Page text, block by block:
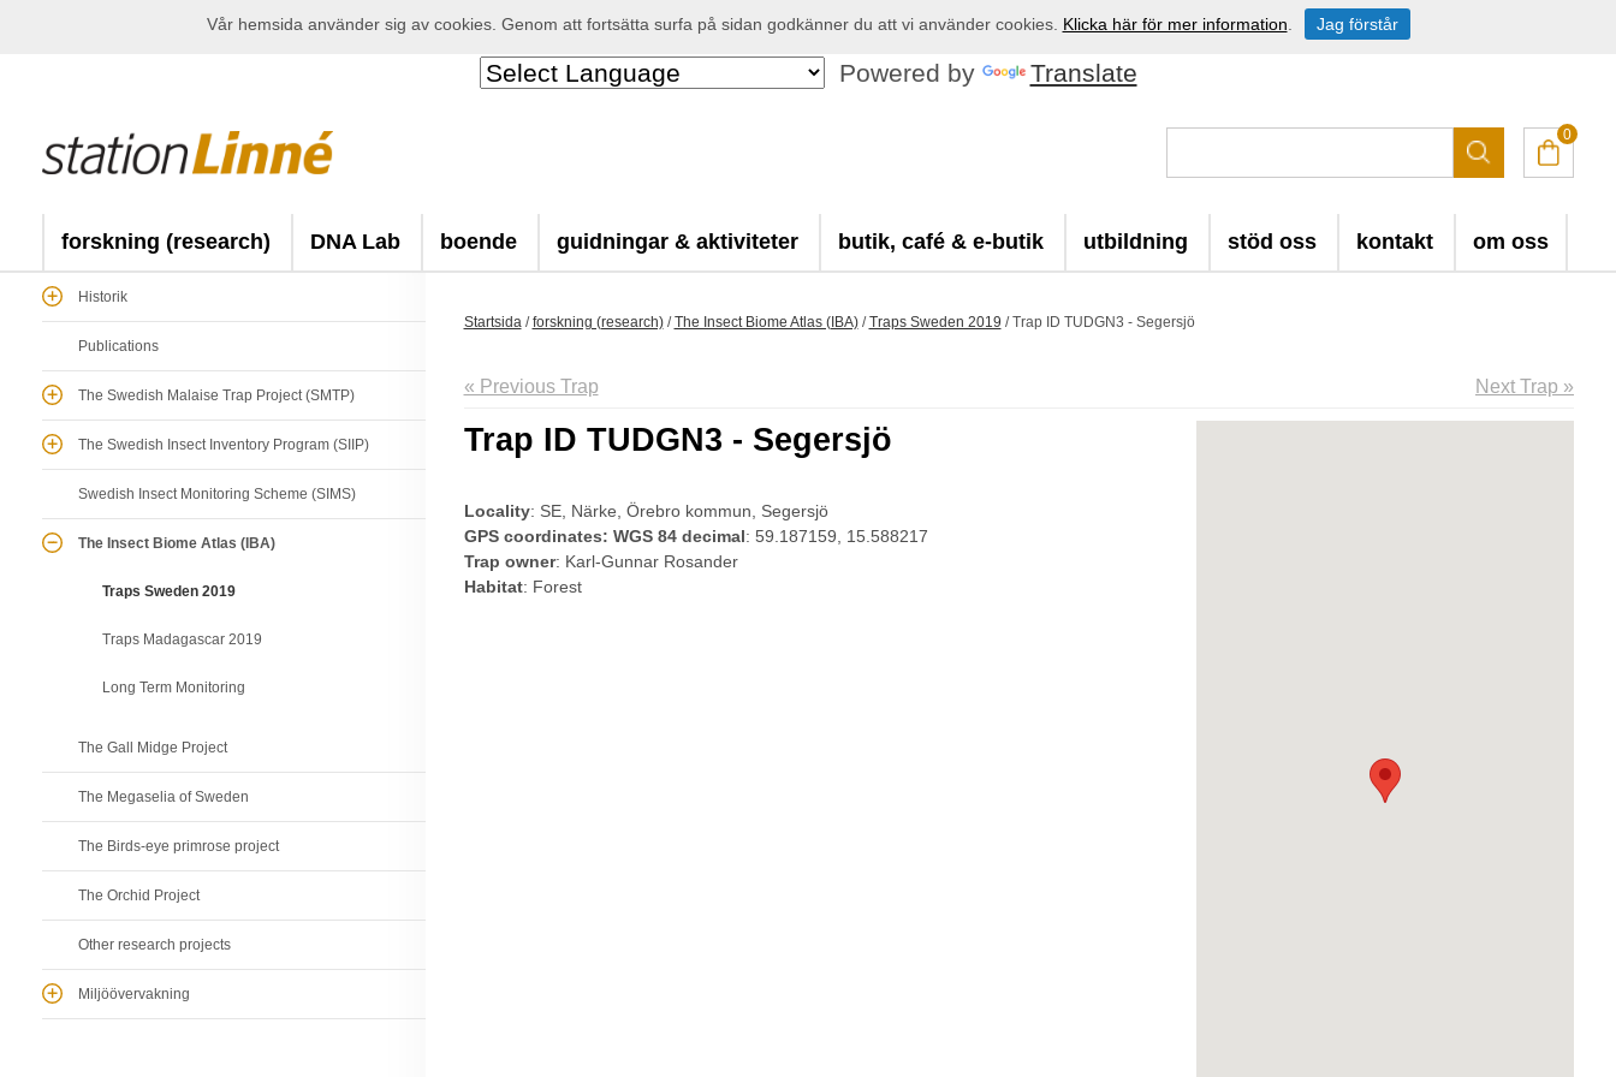
Powered by Translate
0
forskning (research) DNA Lab boende guidningar & aktiviteter butik, café & e-butik utbildning stöd oss kontakt om oss
Historik
Publications
The Swedish Malaise Trap Project (SMTP)
The Swedish Insect Inventory Program (SIIP)
Swedish Insect Monitoring Scheme (SIMS)
The Insect Biome Atlas (IBA)
Traps Sweden 2019
Traps Madagascar 2019
Long Term Monitoring
The Gall Midge Project
The Megaselia of Sweden
The Birds-eye primrose project
The Orchid Project
Other research projects
Miljöövervakning
Startsida/forskning (research)/The Insect Biome Atlas (IBA)/Traps Sweden 2019 /Trap ID TUDGN3 - Segersjö
« Previous Trap Next Trap »
Trap ID TUDGN3 - Segersjö
Locality: SE, Närke, Örebro kommun, Segersjö
GPS coordinates: WGS 84 decimal: 59.187159, 15.588217
Trap owner: Karl-Gunnar Rosander
Habitat: Forest
Vår hemsida använder sig av cookies. Genom att fortsätta surfa på sidan godkänner du att vi använder cookies. Klicka här för mer information Jag förstår